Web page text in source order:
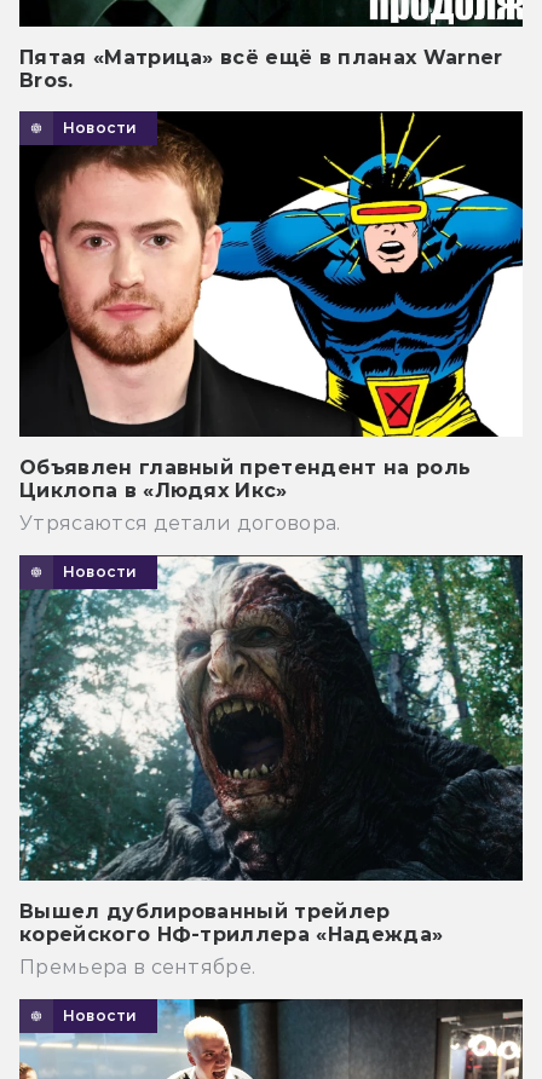
Пятая «Матрица» всё ещё в планах Warner
Bros.
Новости
Объявлен главный претендент на роль
Циклопа в «Людях Икс»
Утрясаются детали договора.
Новости
Вышел дублированный трейлер
корейского НФ-триллера «Надежда»
Премьера в сентябре.
Новости